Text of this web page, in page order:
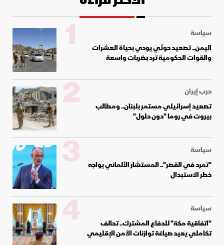
سياسة
اليمن.. تصعيد حوثي يودي بحياة العشرات
والقوات الحكومية ترد بضربات واسعة
1
حرب إيران
تصعيد إسرائيلي مستمر بلبنان.. ومطالب
بيروت في روما "دون حلول"
2
سياسة
"تمرد في القصر".. المستشار الألماني يواجه
خطر الاستبدال
3
سياسة
"اتفاقية مكة" للدفاع المشترك.. تحالف
تكاملي يعيد صياغة توازنات الأمن الإقليمي 4